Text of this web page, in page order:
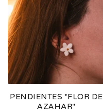
PENDIENTES "FLOR DE
AZAHAR"